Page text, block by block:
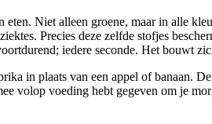
eten. Niet alleen groene, maar in alle
Precies deze zelfde stofjes
iedere seconde. Het bouwt
in plaats van een appel of banaan.
volop voeding hebt gegeven om je